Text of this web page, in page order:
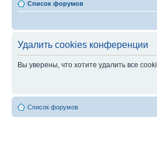
Список форумов
Удалить cookies конференции
Вы уверены, что хотите удалить все
Список форумов